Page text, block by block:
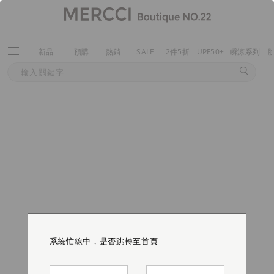
新品 預購 熱銷 SALE 2件5折 UPF50+ 瞬涼系列
系統忙線中，是否跳轉至首頁
系統忙線中，是否跳轉至首頁
系統忙線中，是否跳轉至首頁
系統忙線中，是否跳轉至首頁
系統忙線中，是否跳轉至首頁